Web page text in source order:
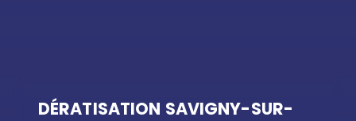
DÉRATISATION SAVIGNY-SUR-